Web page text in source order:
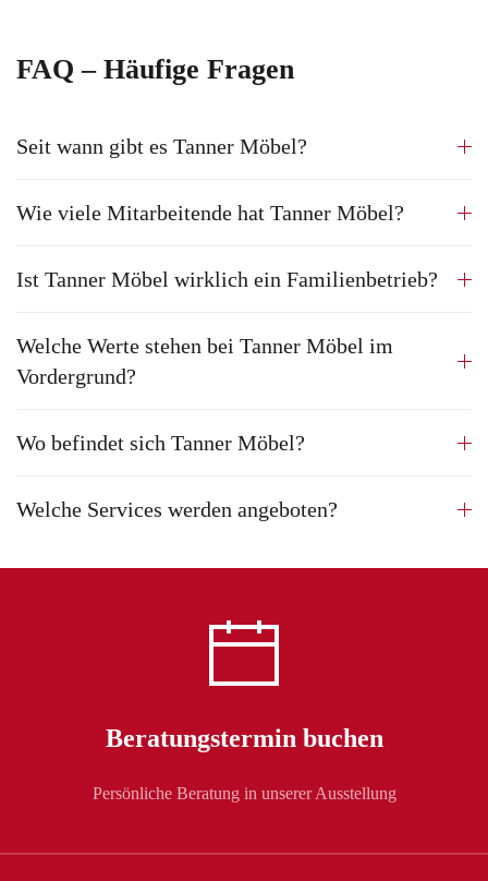
FAQ – Häufige Fragen
Seit wann gibt es Tanner Möbel?
Wie viele Mitarbeitende hat Tanner Möbel?
Ist Tanner Möbel wirklich ein Familienbetrieb?
Welche Werte stehen bei Tanner Möbel im
Vordergrund?
Wo befindet sich Tanner Möbel?
Welche Services werden angeboten?
Beratungstermin buchen
Persönliche Beratung in unserer Ausstellung